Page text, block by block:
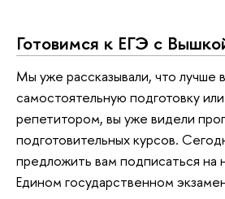
Готовимся к ЕГЭ с
Мы уже рассказывали, что лучше
самостоятельную подготовку
репетитором, вы уже видели
подготовительных курсов.
предложить вам подписаться на
Едином государственном